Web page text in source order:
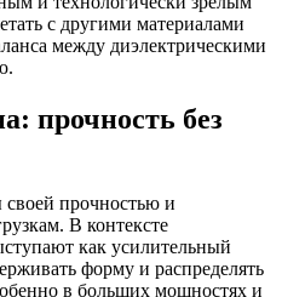
с другими материалами
между диэлектрическими
прочность без
прочностью и
В контексте
как усилительный
форму и распределять
в больших мощностях и